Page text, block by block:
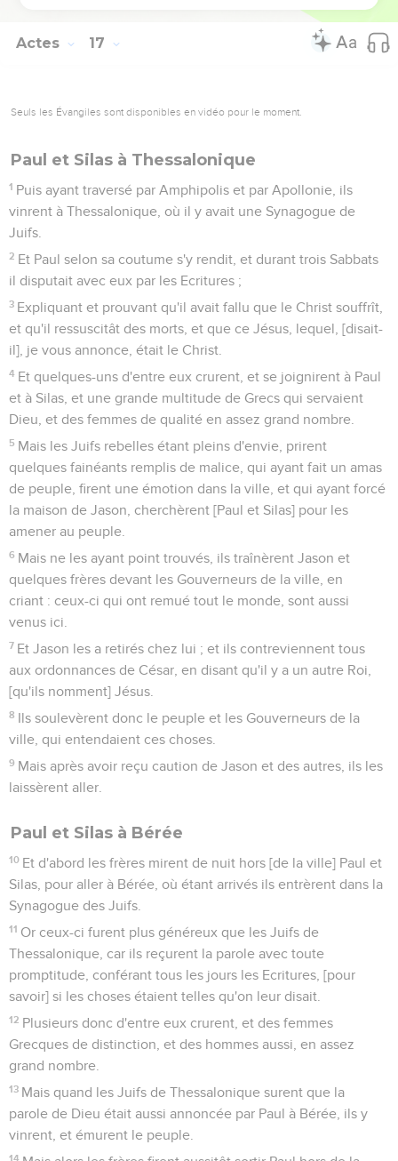
Actes 17
Seuls les Évangiles sont disponibles en vidéo pour le moment.
Paul et Silas à Thessalonique
1 Puis ayant traversé par Amphipolis et par Apollonie, ils
vinrent à Thessalonique, où il y avait une Synagogue de
Juifs.
2 Et Paul selon sa coutume s'y rendit, et durant trois Sabbats
il disputait avec eux par les Ecritures ;
3 Expliquant et prouvant qu'il avait fallu que le Christ souffrît,
et qu'il ressuscitât des morts, et que ce Jésus, lequel, [disait-
il], je vous annonce, était le Christ.
4 Et quelques-uns d'entre eux crurent, et se joignirent à Paul
et à Silas, et une grande multitude de Grecs qui servaient
Dieu, et des femmes de qualité en assez grand nombre.
5 Mais les Juifs rebelles étant pleins d'envie, prirent
quelques fainéants remplis de malice, qui ayant fait un amas
de peuple, firent une émotion dans la ville, et qui ayant forcé
la maison de Jason, cherchèrent [Paul et Silas] pour les
amener au peuple.
6 Mais ne les ayant point trouvés, ils traînèrent Jason et
quelques frères devant les Gouverneurs de la ville, en
criant : ceux-ci qui ont remué tout le monde, sont aussi
venus ici.
7 Et Jason les a retirés chez lui ; et ils contreviennent tous
aux ordonnances de César, en disant qu'il y a un autre Roi,
[qu'ils nomment] Jésus.
8 Ils soulevèrent donc le peuple et les Gouverneurs de la
ville, qui entendaient ces choses.
9 Mais après avoir reçu caution de Jason et des autres, ils les
laissèrent aller.
Paul et Silas à Bérée
10 Et d'abord les frères mirent de nuit hors [de la ville] Paul et
Silas, pour aller à Bérée, où étant arrivés ils entrèrent dans la
Synagogue des Juifs.
11 Or ceux-ci furent plus généreux que les Juifs de
Thessalonique, car ils reçurent la parole avec toute
promptitude, conférant tous les jours les Ecritures, [pour
savoir] si les choses étaient telles qu'on leur disait.
12 Plusieurs donc d'entre eux crurent, et des femmes
Grecques de distinction, et des hommes aussi, en assez
grand nombre.
13 Mais quand les Juifs de Thessalonique surent que la
parole de Dieu était aussi annoncée par Paul à Bérée, ils y
vinrent, et émurent le peuple.
14